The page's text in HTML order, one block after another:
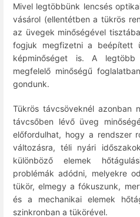
Mivel legtöbbünk lencsés
vásárol (ellentétben a tükrös
az üvegek minőségével
fogjuk megfizetni a beépített
képminőséget is. A legtöbb
megfelelő minőségű
gondunk.
Tükrös távcsöveknél azonban
távcsőben lévő üveg
előfordulhat, hogy a rendszer
változásra, téli nyári
különböző elemek
problémák adódni, melyekre
tükör, elmegy a fókuszunk,
és a mechanikai elemek
szinkronban a tükörével.